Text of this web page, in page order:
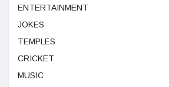
ENTERTAINMENT
JOKES
TEMPLES
CRICKET
MUSIC